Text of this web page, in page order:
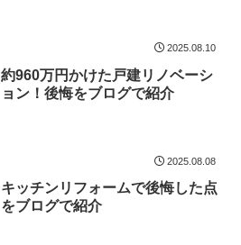
2025.08.10
約960万円かけた戸建リノベーシ
ョン！後悔をブログで紹介
2025.08.08
キッチンリフォームで後悔した点
をブログで紹介